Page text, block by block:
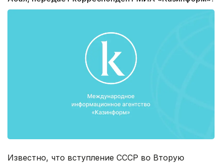
Известно, что вступление СССР во Вторую